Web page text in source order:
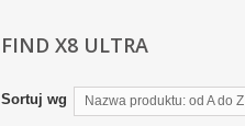
FIND X8 ULTRA
Sortuj wg Nazwa produktu: od A do Z